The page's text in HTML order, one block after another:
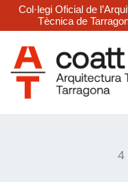
Col·legi Oficial de
Tècnica de
4